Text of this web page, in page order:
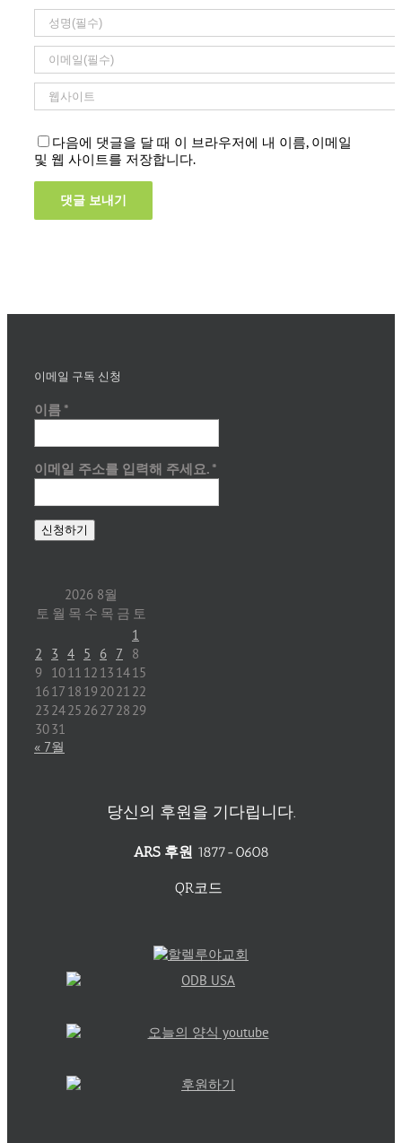
다음에 댓글을 달 때 이 브라우저에 내 이름, 이메일
및 웹 사이트를 저장합니다.
이메일 구독 신청
이름 *
이메일 주소를 입력해 주세요. *
2026 8월
토 월 목 수 목 금 토
1
2
3 4 5 6 7
8
9
1011 12 13 1415
1617 18 19 2021 22
23 2425 2627 28 29
3031
« 7월
당신의 후원을 기다립니다.
ARS 후원 1877-0608
QR코드